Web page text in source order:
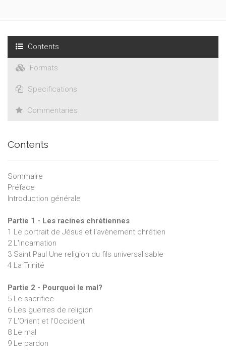
Contents
Formats
Specifications
Commentaries
Contents
Sommaire
Préface
Introduction générale
Partie 1 - Les racines chrétiennes
1 Le portrait de Jésus et l'avènement chrétien
2 L'incarnation
3 Saint Paul Une religion du fils universalisable
4 La Trinité
Partie 2 - Pourquoi le mal?
5 Le sacrifice
6 Les guerres de religion
7 L'Orient et l'Occident
8 Le mal
9 Le pardon